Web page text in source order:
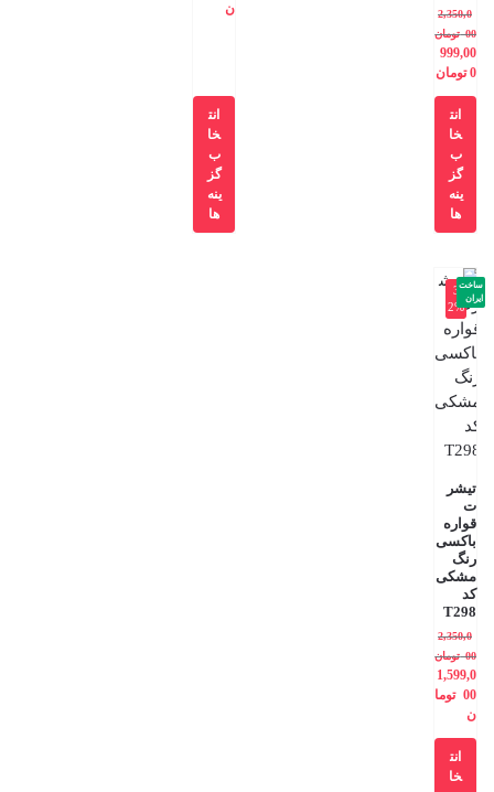
2,350,0
00 تومان
999,00
0 تومان
انت
خا
ب
گز
ینه
ها
ن
انت
خا
ب
گز
ینه
ها
-3
2%
تیشر
ت
قواره
باکسی
رنگ
مشکی
کد
T298
2,350,0
00 تومان
1,599,0
00 توما
ن
ساخت
ایران
انت
خا